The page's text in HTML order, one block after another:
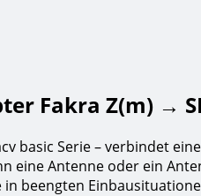
Fakra Z(m) →
basic Serie – verbindet
eine Antenne oder ein
beengten